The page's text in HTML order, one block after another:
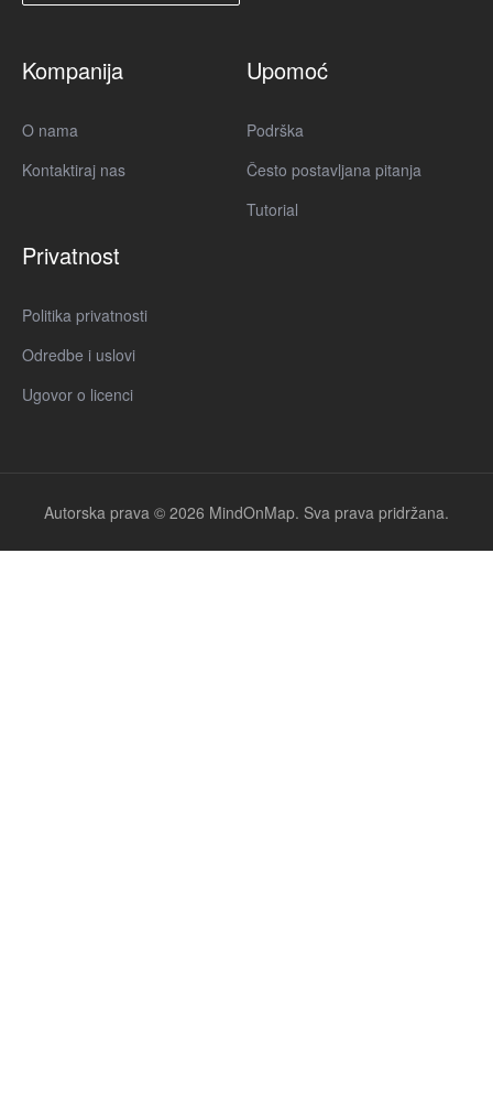
Kompanija
O nama
Kontaktiraj nas
Upomoć
Podrška
Često postavljana pitanja
Tutorial
Privatnost
Politika privatnosti
Odredbe i uslovi
Ugovor o licenci
Autorska prava © 2026 MindOnMap. Sva prava pridržana.